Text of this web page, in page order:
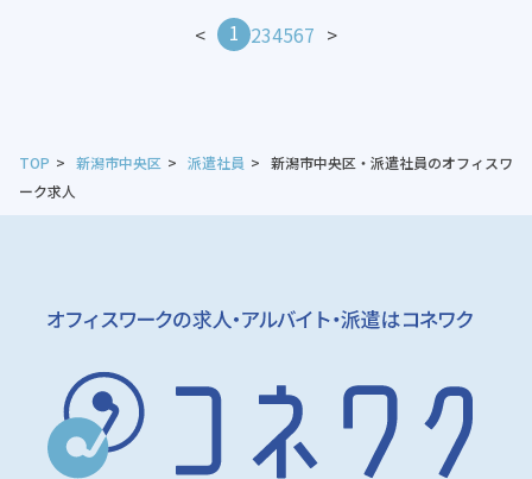
< 1 234567 >
TOP 新潟市中央区 派遣社員
新潟市中央区・派遣社員のオフィスワ
ーク求人